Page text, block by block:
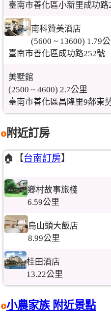
臺南市善化區小新里成功路
南科贊美酒店
(5600 ~ 13600) 1.79
臺南市善化區成功路252號
美墅館
(2500 ~ 4600) 2.7公里
臺南市善化區昌隆里9鄰東
附近訂房
🏠【台南訂房】
鄉村故事旅棧
6.59公里
烏山頭大飯店
8.99公里
桂田酒店
13.22公里
小農家族 附近景點